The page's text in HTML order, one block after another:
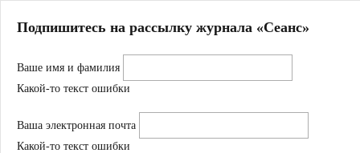
Магазин
Журнал
Школа
Устав
Подпишитесь на рассылку журнала «Сеанс»
Ваше имя и фамилия
Какой-то текст ошибки
Ваша электронная почта
Какой-то текст ошибки